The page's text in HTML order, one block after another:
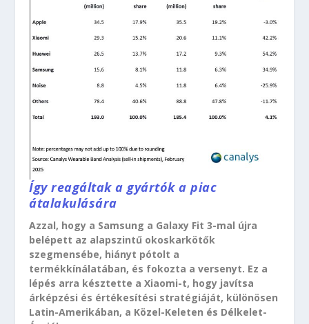
Így reagáltak a gyártók a piac
átalakulására
Azzal, hogy a Samsung a Galaxy Fit 3-mal újra
belépett az alapszintű okoskarkötők
szegmensébe, hiányt pótolt a
termékkínálatában, és fokozta a versenyt. Ez a
lépés arra késztette a Xiaomi-t, hogy javítsa
árképzési és értékesítési stratégiáját, különösen
Latin-Amerikában, a Közel-Keleten és Délkelet-